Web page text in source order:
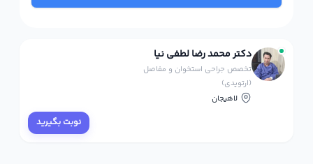
دکتر محمد رضا لطفی نیا
تخصص جراحی استخوان و مفاصل
(ارتوپدی)
لاهیجان
نوبت بگیرید